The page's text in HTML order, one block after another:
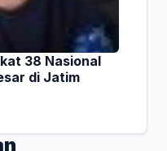
38 Nasional
di Jatim